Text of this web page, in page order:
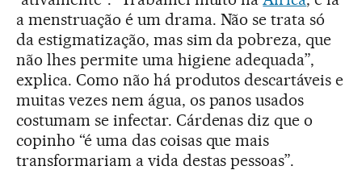
a menstruação é um drama. Não se trata só
da estigmatização, mas sim da pobreza, que
não lhes permite uma higiene adequada”,
explica. Como não há produtos descartáveis e
muitas vezes nem água, os panos usados
costumam se infectar. Cárdenas diz que o
copinho “é uma das coisas que mais
transformariam a vida destas pessoas”.